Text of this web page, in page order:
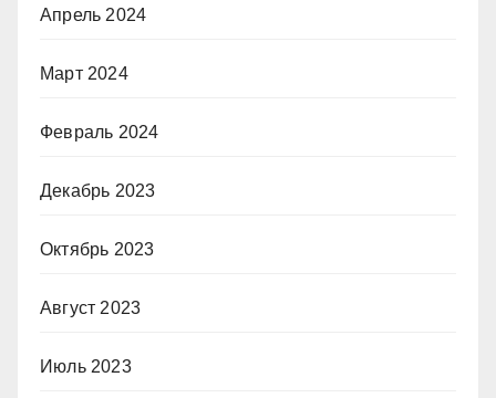
Апрель 2024
Март 2024
Февраль 2024
Декабрь 2023
Октябрь 2023
Август 2023
Июль 2023